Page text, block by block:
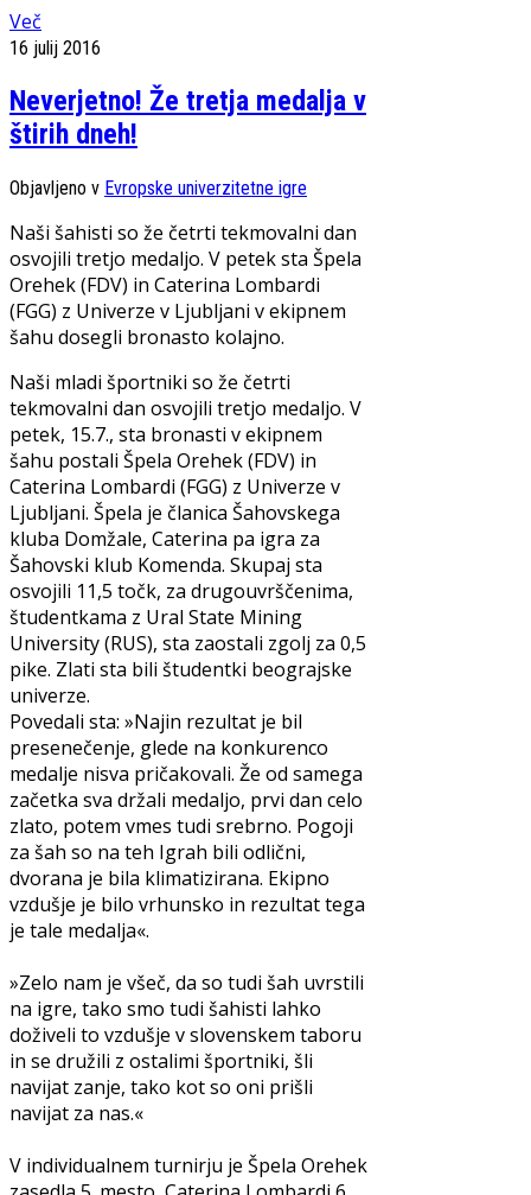
Več
16 julij 2016
Neverjetno! Že tretja medalja v
štirih dneh!
Objavljeno v Evropske univerzitetne igre
Naši šahisti so že četrti tekmovalni dan
osvojili tretjo medaljo. V petek sta Špela
Orehek (FDV) in Caterina Lombardi
(FGG) z Univerze v Ljubljani v ekipnem
šahu dosegli bronasto kolajno.
Naši mladi športniki so že četrti
tekmovalni dan osvojili tretjo medaljo. V
petek, 15.7., sta bronasti v ekipnem
šahu postali Špela Orehek (FDV) in
Caterina Lombardi (FGG) z Univerze v
Ljubljani. Špela je članica Šahovskega
kluba Domžale, Caterina pa igra za
Šahovski klub Komenda. Skupaj sta
osvojili 11,5 točk, za drugouvrščenima,
študentkama z Ural State Mining
University (RUS), sta zaostali zgolj za 0,5
pike. Zlati sta bili študentki beograjske
univerze.
Povedali sta: »Najin rezultat je bil
presenečenje, glede na konkurenco
medalje nisva pričakovali. Že od samega
začetka sva držali medaljo, prvi dan celo
zlato, potem vmes tudi srebrno. Pogoji
za šah so na teh Igrah bili odlični,
dvorana je bila klimatizirana. Ekipno
vzdušje je bilo vrhunsko in rezultat tega
je tale medalja«.
»Zelo nam je všeč, da so tudi šah uvrstili
na igre, tako smo tudi šahisti lahko
doživeli to vzdušje v slovenskem taboru
in se družili z ostalimi športniki, šli
navijat zanje, tako kot so oni prišli
navijat za nas.«
V individualnem turnirju je Špela Orehek